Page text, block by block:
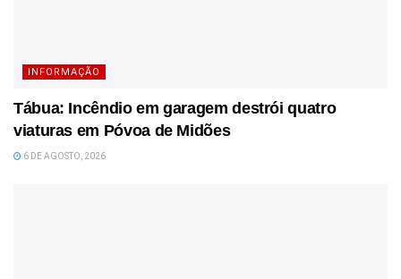
INFORMAÇÃO
Tábua: Incêndio em garagem destrói quatro
viaturas em Póvoa de Midões
6 DE AGOSTO, 2026